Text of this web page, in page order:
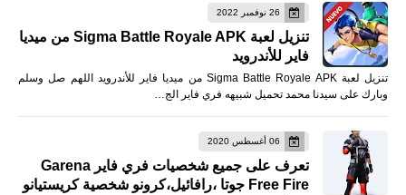
26 نوفمبر 2022
تنزيل لعبة Sigma Battle Royale APK من ميديا
فاير للأندرويد
تنزيل لعبة Sigma Battle Royale APK من ميديا فاير للأندرويد اللهم صل وسلم
وبارك على سيدنا محمد تحميل شبيهه فري فاير الج…
06 أغسطس 2020
تعرف على جميع شخصيات فري فاير Garena
Free Fire جوتا ،رافائيل،كرونو شخصية كريستيانو